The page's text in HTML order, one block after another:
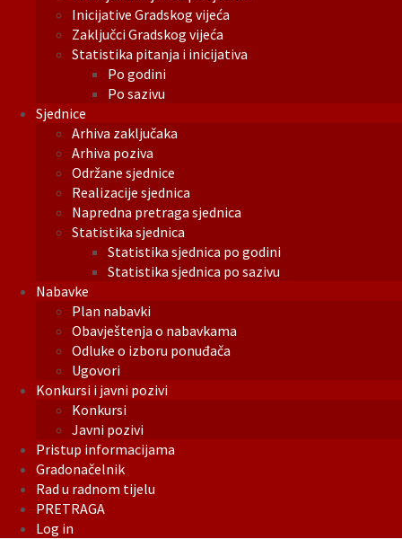
Inicijative Gradskog vijeća
Zaključci Gradskog vijeća
Statistika pitanja i inicijativa
Po godini
Po sazivu
Sjednice
Arhiva zaključaka
Arhiva poziva
Održane sjednice
Realizacije sjednica
Napredna pretraga sjednica
Statistika sjednica
Statistika sjednica po godini
Statistika sjednica po sazivu
Nabavke
Plan nabavki
Obavještenja o nabavkama
Odluke o izboru ponuđača
Ugovori
Konkursi i javni pozivi
Konkursi
Javni pozivi
Pristup informacijama
Gradonačelnik
Rad u radnom tijelu
PRETRAGA
Log in